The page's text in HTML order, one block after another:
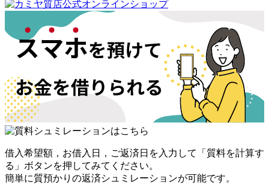
借入希望額，お借入日，ご返済日を入力して「質料を計算す
る」ボタンを押してみてください。
簡単に質預かりの返済シュミレーションが可能です。